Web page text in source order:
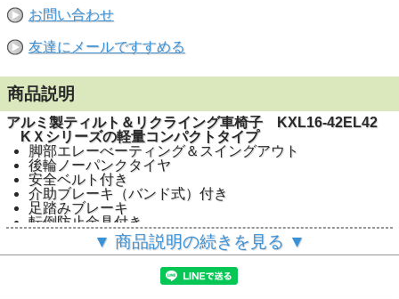
お問い合わせ
友達にメールですすめる
商品説明
アルミ製ティルト＆リクライング車椅子 KXL16-42EL42
KＸシリーズの軽量コンパクトタイプ
脚部エレーべーティング＆スイングアウト
後輪ノーパンクタイヤ
安全ベルト付き
介助ブレーキ（バンド式）付き
足踏みブレーキ
転倒防止金具付き
ページが作成途中ですが お買い求め頂けます。＜店長 丸
▼ 商品説明の続きを見る ▼